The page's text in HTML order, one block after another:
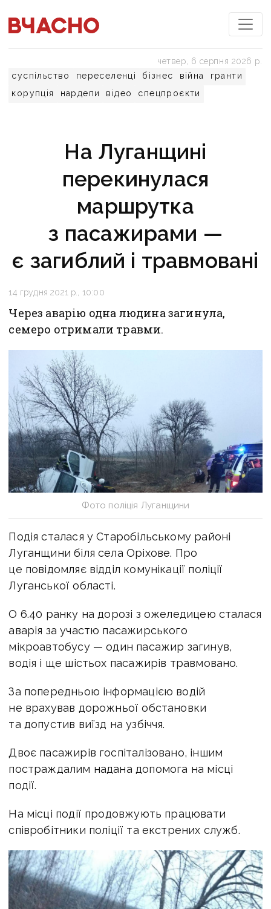
суспільство переселенці бізнес війна
гранти
корупція
нардепи відео спецпроєкти
четвер, 6 серпня 2026 р.
На Луганщині
перекинулася
маршрутка
з пасажирами —
є загиблий і травмовані
14 грудня 2021 р., 10:00
Через аварію одна людина загинула,
семеро отримали травми.
Фото поліція Луганщини
Подія сталася у Старобільському районі
Луганщини біля села Оріхове. Про
це повідомляє відділ комунікації поліції
Луганської області.
О 6.40 ранку на дорозі з ожеледицею сталася
аварія за участю пасажирського
мікроавтобусу — один пасажир загинув,
водія і ще шістьох пасажирів травмовано.
За попередньою інформацією водій
не врахував дорожньої обстановки
та допустив виїзд на узбіччя.
Двоє пасажирів госпіталізовано, іншим
постраждалим надана допомога на місці
події.
На місці події продовжують працювати
співробітники поліції та екстрених служб.